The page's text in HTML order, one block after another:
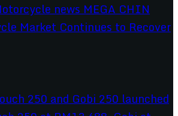
Market Continues to Recover